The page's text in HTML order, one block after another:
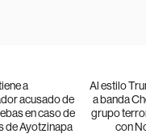
a
acusado de
en caso de
de Ayotzinapa
Al estilo
a banda
grupo
con